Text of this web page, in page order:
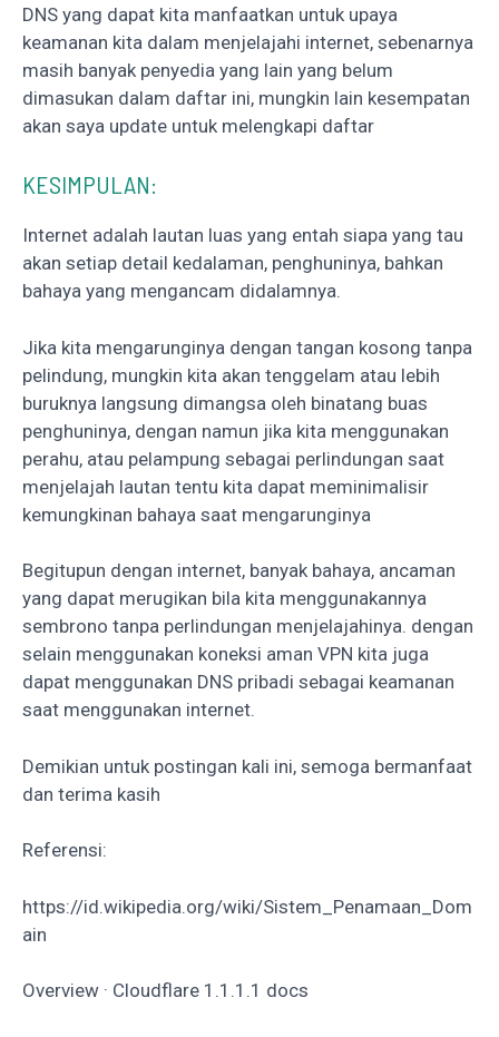
DNS yang dapat kita manfaatkan untuk upaya
keamanan kita dalam menjelajahi internet, sebenarnya
masih banyak penyedia yang lain yang belum
dimasukan dalam daftar ini, mungkin lain kesempatan
akan saya update untuk melengkapi daftar
KESIMPULAN:
Internet adalah lautan luas yang entah siapa yang tau
akan setiap detail kedalaman, penghuninya, bahkan
bahaya yang mengancam didalamnya.
Jika kita mengarunginya dengan tangan kosong tanpa
pelindung, mungkin kita akan tenggelam atau lebih
buruknya langsung dimangsa oleh binatang buas
penghuninya, dengan namun jika kita menggunakan
perahu, atau pelampung sebagai perlindungan saat
menjelajah lautan tentu kita dapat meminimalisir
kemungkinan bahaya saat mengarunginya
Begitupun dengan internet, banyak bahaya, ancaman
yang dapat merugikan bila kita menggunakannya
sembrono tanpa perlindungan menjelajahinya. dengan
selain menggunakan koneksi aman VPN kita juga
dapat menggunakan DNS pribadi sebagai keamanan
saat menggunakan internet.
Demikian untuk postingan kali ini, semoga bermanfaat
dan terima kasih
Referensi:
https://id.wikipedia.org/wiki/Sistem_Penamaan_Dom
ain
Overview · Cloudflare 1.1.1.1 docs